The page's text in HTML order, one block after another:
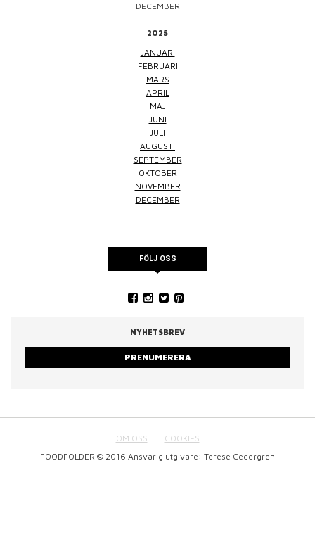
DECEMBER
2025
JANUARI
FEBRUARI
MARS
APRIL
MAJ
JUNI
JULI
AUGUSTI
SEPTEMBER
OKTOBER
NOVEMBER
DECEMBER
FÖLJ OSS
NYHETSBREV
PRENUMERERA
OM OSS
COOKIES
FOODFOLDER © 2016 Ansvarig utgivare: Terese Cedergren